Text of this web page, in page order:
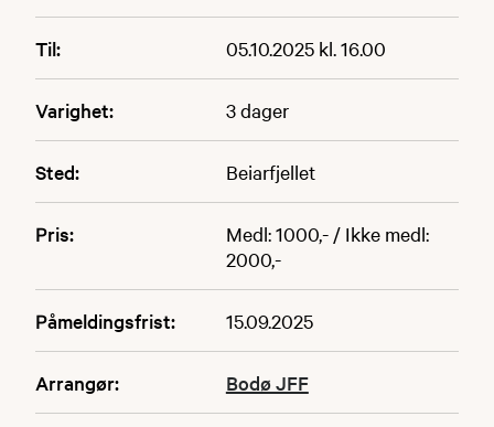
Til: 05.10.2025 kl. 16.00
Varighet: 3 dager
Sted: Beiarfjellet
Pris:
Medl: 1000,- / Ikke medl:
2000,-
Påmeldingsfrist: 15.09.2025
Arrangør: Bodø JFF